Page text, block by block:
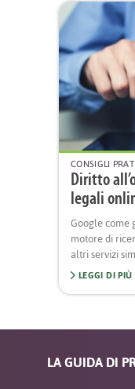
CONSIGLI
Diritto
legali
Google come
motore di
altri servizi
LEGGI DI PIÙ
LA GUIDA DI